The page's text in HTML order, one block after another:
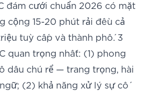
đám cưới chuẩn 2026 có mặt
cộng 15-20 phút rải đều cả
tuỳ cấp và thành phố. 3
quan trọng nhất: (1) phong
dâu chú rể — trang trọng, hài
(2) khả năng xử lý sự cố